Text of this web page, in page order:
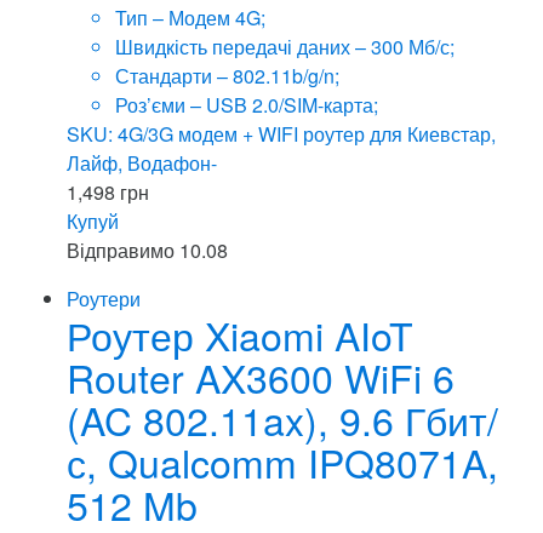
Тип – Модем 4G;
Швидкість передачі даних – 300 Мб/с;
Стандарти – 802.11b/g/n;
Роз’єми – USB 2.0/SIM-карта;
SKU: 4G/3G модем + WIFI роутер для Киевстар,
Лайф, Водафон-
1,498 грн
Купуй
Відправимо 10.08
Роутери
Роутер Xiaomi AIoT
Router AX3600 WiFi 6
(AC 802.11ax), 9.6 Гбит/
с, Qualcomm IPQ8071A,
512 Mb